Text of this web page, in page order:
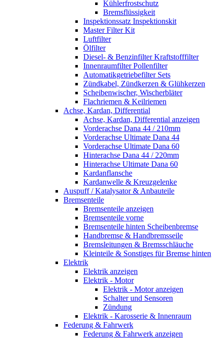
Kühlerfrostschutz
Bremsflüssigkeit
Inspektionssatz Inspektionskit
Master Filter Kit
Luftfilter
Ölfilter
Diesel- & Benzinfilter Kraftstofffilter
Innenraumfilter Pollenfilter
Automatikgetriebefilter Sets
Zündkabel, Zündkerzen & Glühkerzen
Scheibenwischer, Wischerbläter
Flachriemen & Keilriemen
Achse, Kardan, Differential
Achse, Kardan, Differential anzeigen
Vorderachse Dana 44 / 210mm
Vorderachse Ultimate Dana 44
Vorderachse Ultimate Dana 60
Hinterachse Dana 44 / 220mm
Hinterachse Ultimate Dana 60
Kardanflansche
Kardanwelle & Kreuzgelenke
Auspuff / Katalysator & Anbauteile
Bremsenteile
Bremsenteile anzeigen
Bremsenteile vorne
Bremsenteile hinten Scheibenbremse
Handbremse & Handbremsseile
Bremsleitungen & Bremsschläuche
Kleinteile & Sonstiges für Bremse hinten
Elektrik
Elektrik anzeigen
Elektrik - Motor
Elektrik - Motor anzeigen
Schalter und Sensoren
Zündung
Elektrik - Karosserie & Innenraum
Federung & Fahrwerk
Federung & Fahrwerk anzeigen